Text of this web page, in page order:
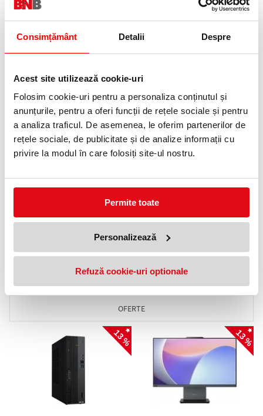
Consimțământ Detalii Despre
Acest site utilizează cookie-uri
Folosim cookie-uri pentru a personaliza conținutul și
anunțurile, pentru a oferi funcții de rețele sociale și pentru
a analiza traficul. De asemenea, le oferim partenerilor de
rețele sociale, de publicitate și de analize informații cu
privire la modul în care folosiți site-ul nostru.
Permite toate
Personalizează
Refuză cookie-uri optionale
Server synology NAS, 4 x
3.5/2.5 sata hdd/ssd, M.2 Drive
3999,99 lei (pret cu TVA)
Desktop PC Asus ExpertCenter
D5, Intel Core i3-13100 16 GB
Educational
2639,00 lei
2999,99 lei
Anunta-ma cand revine in stoc
41 %
Sursa de alimentare 600 W
OFERTE
13 % 13 %